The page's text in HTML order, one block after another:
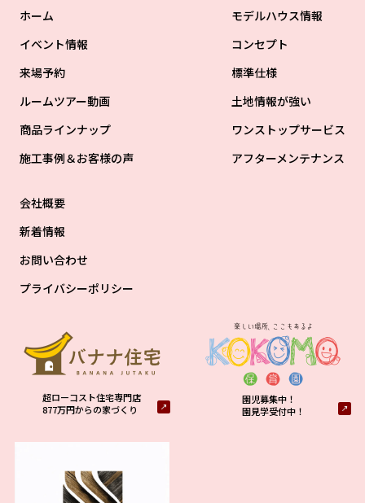
ホーム
イベント情報
来場予約
ルームツアー動画
商品ラインナップ
施工事例＆お客様の声
モデルハウス情報
コンセプト
標準仕様
土地情報が強い
ワンストップサービス
アフターメンテナンス
会社概要
新着情報
お問い合わせ
プライバシーポリシー
超ローコスト住宅専門店
877万円からの家づくり
園児募集中！
園見学受付中！